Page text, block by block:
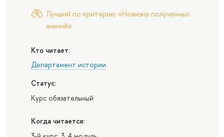
Лучший по критерию «Новизна полученных
знаний»
Кто читает:
Департамент истории
Статус:
Курс обязательный
Когда читается: